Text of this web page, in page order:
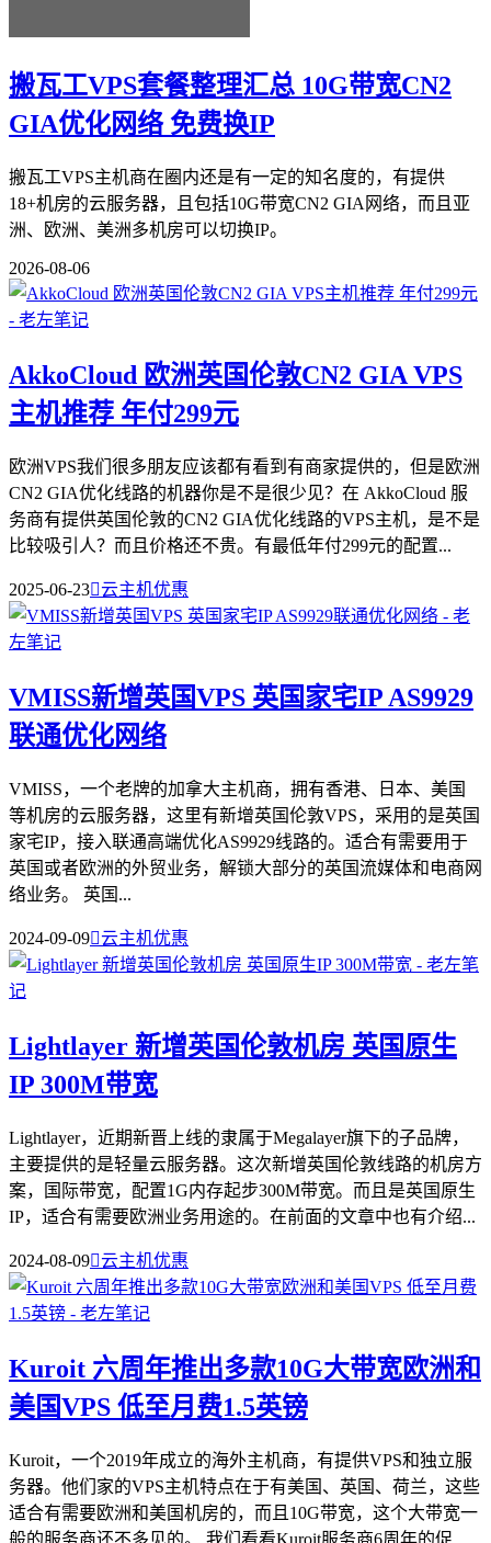
搬瓦工VPS套餐整理汇总 10G带宽CN2
GIA优化网络 免费换IP
搬瓦工VPS主机商在圈内还是有一定的知名度的，有提供
18+机房的云服务器，且包括10G带宽CN2 GIA网络，而且亚
洲、欧洲、美洲多机房可以切换IP。
2026-08-06
AkkoCloud 欧洲英国伦敦CN2 GIA VPS
主机推荐 年付299元
欧洲VPS我们很多朋友应该都有看到有商家提供的，但是欧洲
CN2 GIA优化线路的机器你是不是很少见？在 AkkoCloud 服
务商有提供英国伦敦的CN2 GIA优化线路的VPS主机，是不是
比较吸引人？而且价格还不贵。有最低年付299元的配置...
2025-06-23云主机优惠
VMISS新增英国VPS 英国家宅IP AS9929
联通优化网络
VMISS，一个老牌的加拿大主机商，拥有香港、日本、美国
等机房的云服务器，这里有新增英国伦敦VPS，采用的是英国
家宅IP，接入联通高端优化AS9929线路的。适合有需要用于
英国或者欧洲的外贸业务，解锁大部分的英国流媒体和电商网
络业务。 英国...
2024-09-09云主机优惠
Lightlayer 新增英国伦敦机房 英国原生
IP 300M带宽
Lightlayer，近期新晋上线的隶属于Megalayer旗下的子品牌，
主要提供的是轻量云服务器。这次新增英国伦敦线路的机房方
案，国际带宽，配置1G内存起步300M带宽。而且是英国原生
IP，适合有需要欧洲业务用途的。在前面的文章中也有介绍...
2024-08-09云主机优惠
Kuroit 六周年推出多款10G大带宽欧洲和
美国VPS 低至月费1.5英镑
Kuroit，一个2019年成立的海外主机商，有提供VPS和独立服
务器。他们家的VPS主机特点在于有美国、英国、荷兰，这些
适合有需要欧洲和美国机房的，而且10G带宽，这个大带宽一
般的服务商还不多见的。 我们看看Kuroit服务商6周年的促